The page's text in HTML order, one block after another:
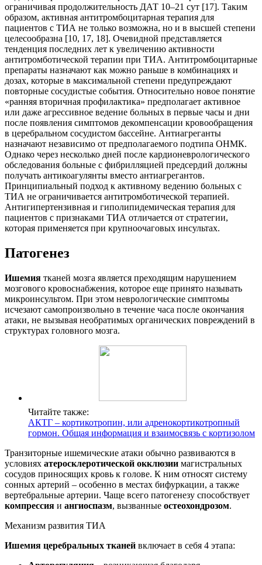
ограничивая продолжительность ДАТ 10–21 сут [17]. Таким
образом, активная антитромбоцитарная терапия для
пациентов с ТИА не только возможна, но и в высшей степени
целесообразна [10, 17, 18]. Очевидной представляется
тенденция последних лет к увеличению активности
антитромботической терапии при ТИА. Антитромбоцитарные
препараты назначают как можно раньше в комбинациях и
дозах, которые в максимальной степени предупреждают
повторные сосудистые события. Относительно новое понятие
«ранняя вторичная профилактика» предполагает активное
или даже агрессивное ведение больных в первые часы и дни
после появления симптомов декомпенсации кровообращения
в церебральном сосудистом бассейне. Антиагреганты
назначают независимо от предполагаемого подтипа ОНМК.
Однако через несколько дней после кардионеврологического
обследования больные с фибрилляцией предсердий должны
получать антикоагулянты вместо антиагрегантов.
Принципиальный подход к активному ведению больных с
ТИА не ограничивается антитромботической терапией.
Антигипертензивная и гиполипидемическая терапия для
пациентов с признаками ТИА отличается от стратегии,
которая применяется при крупноочаговых инсультах.
Патогенез
Ишемия тканей мозга является преходящим нарушением
мозгового кровоснабжения, которое еще принято называть
микроинсультом. При этом неврологические симптомы
исчезают самопроизвольно в течение часа после окончания
атаки, не вызывая необратимых органических повреждений в
структурах головного мозга.
Читайте также:
АКТГ – кортикотропин, или адренокортикотропный
гормон. Общая информация и взаимосвязь с кортизолом
Транзиторные ишемические атаки обычно развиваются в
условиях атеросклеротической окклюзии магистральных
сосудов приносящих кровь к голове. К ним относят систему
сонных артерий – особенно в местах бифуркации, а также
вертебральные артерии. Чаще всего патогенезу способствует
компрессия и ангиоспазм, вызванные остеохондрозом.
Механизм развития ТИА
Ишемия церебральных тканей включает в себя 4 этапа: